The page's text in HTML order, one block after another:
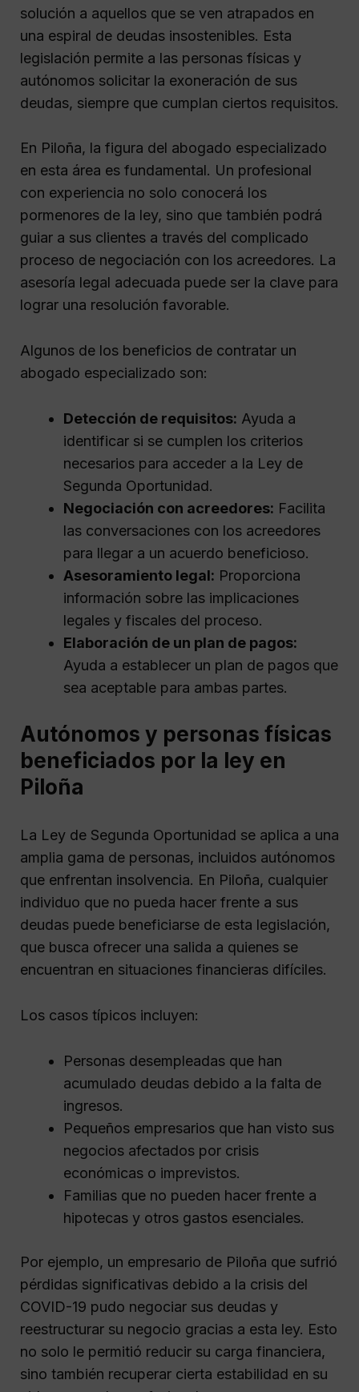
solución a aquellos que se ven atrapados en
una espiral de deudas insostenibles. Esta
legislación permite a las personas físicas y
autónomos solicitar la exoneración de sus
deudas, siempre que cumplan ciertos requisitos.
En Piloña, la figura del abogado especializado
en esta área es fundamental. Un profesional
con experiencia no solo conocerá los
pormenores de la ley, sino que también podrá
guiar a sus clientes a través del complicado
proceso de negociación con los acreedores. La
asesoría legal adecuada puede ser la clave para
lograr una resolución favorable.
Algunos de los beneficios de contratar un
abogado especializado son:
Detección de requisitos: Ayuda a
identificar si se cumplen los criterios
necesarios para acceder a la Ley de
Segunda Oportunidad.
Negociación con acreedores: Facilita
las conversaciones con los acreedores
para llegar a un acuerdo beneficioso.
Asesoramiento legal: Proporciona
información sobre las implicaciones
legales y fiscales del proceso.
Elaboración de un plan de pagos:
Ayuda a establecer un plan de pagos que
sea aceptable para ambas partes.
Autónomos y personas físicas
beneficiados por la ley en
Piloña
La Ley de Segunda Oportunidad se aplica a una
amplia gama de personas, incluidos autónomos
que enfrentan insolvencia. En Piloña, cualquier
individuo que no pueda hacer frente a sus
deudas puede beneficiarse de esta legislación,
que busca ofrecer una salida a quienes se
encuentran en situaciones financieras difíciles.
Los casos típicos incluyen:
Personas desempleadas que han
acumulado deudas debido a la falta de
ingresos.
Pequeños empresarios que han visto sus
negocios afectados por crisis
económicas o imprevistos.
Familias que no pueden hacer frente a
hipotecas y otros gastos esenciales.
Por ejemplo, un empresario de Piloña que sufrió
pérdidas significativas debido a la crisis del
COVID-19 pudo negociar sus deudas y
reestructurar su negocio gracias a esta ley. Esto
no solo le permitió reducir su carga financiera,
sino también recuperar cierta estabilidad en su